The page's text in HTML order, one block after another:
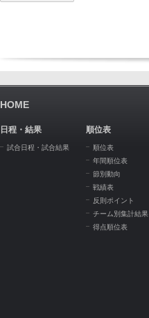
HOME
日程・結果
試合日程・試合結果
順位表
順位表
年間順位表
節別動向
戦績表
反則ポイント
チーム別集計結果
得点順位表